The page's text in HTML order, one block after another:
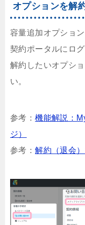
オプションを解
容量追加オプショ
契約ポータルにログ
解約したいオプシ
い。
参考：機能解説：
ジ）
参考：解約（退会